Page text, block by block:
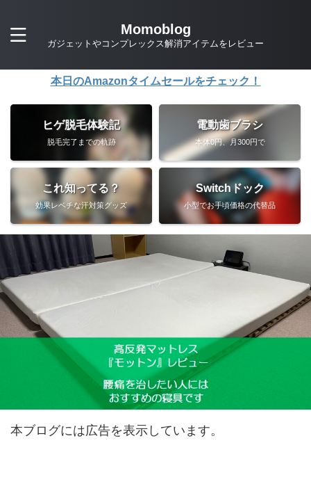
Momoblog
ガジェットやコンプレックス解消アイテムをレビュー
本日のAmazonタイムセールをチェック！
ヒゲ脱毛体験記
脱毛完了までの軌跡
電動歯ブラシ
本体0円、月300円で
これ知ってる？
効果レベチな汗対策グッズ
Switchドック
小型でお手頃価格の代替品
本ブログには広告を表示しています。